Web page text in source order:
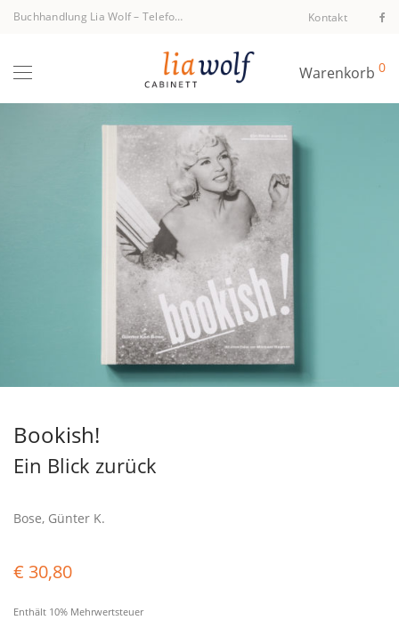
Buchhandlung Lia Wolf– Telefon +43 1 512 40 94 Kontakt
Warenkorb 0
Bookish!
Ein Blick zurück
Bose, Günter K.
€ 30,80
Enthält 10% Mehrwertsteuer